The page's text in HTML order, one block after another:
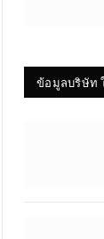
ข้อมูลบริษัท